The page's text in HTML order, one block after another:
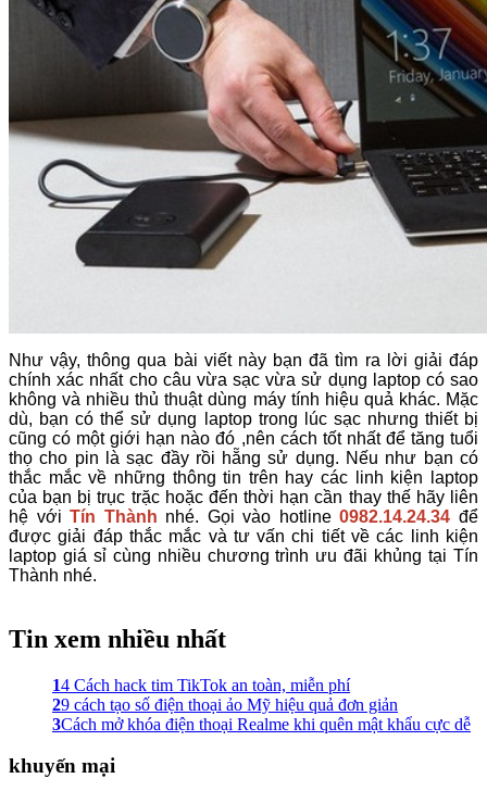
Như vậy, thông qua bài viết này bạn đã tìm ra lời giải đáp
chính xác nhất cho câu vừa sạc vừa sử dụng laptop có sao
không và nhiều thủ thuật dùng máy tính hiệu quả khác. Mặc
dù, bạn có thể sử dụng laptop trong lúc sạc nhưng thiết bị
cũng có một giới hạn nào đó ,nên cách tốt nhất để tăng tuổi
thọ cho pin là sạc đầy rồi hẵng sử dụng. Nếu như bạn có
thắc mắc về những thông tin trên hay các linh kiện laptop
của bạn bị trục trặc hoặc đến thời hạn cần thay thế hãy liên
hệ vớiTín Thành nhé. Gọi vào hotline0982.14.24.34 để
được giải đáp thắc mắc và tư vấn chi tiết về các linh kiện
laptop giá sỉ cùng nhiều chương trình ưu đãi khủng tại Tín
Thành nhé.
Tin xem nhiều nhất
14 Cách hack tim TikTok an toàn, miễn phí
29 cách tạo số điện thoại ảo Mỹ hiệu quả đơn giản
3Cách mở khóa điện thoại Realme khi quên mật khẩu cực dễ
khuyến mại